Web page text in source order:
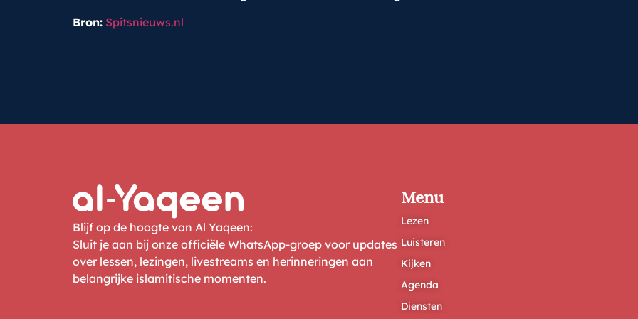
Bron: Spitsnieuws.nl
Blijf op de hoogte van Al Yaqeen:
Sluit je aan bij onze officiële WhatsApp-groep voor updates
over lessen, lezingen, livestreams en herinneringen aan
belangrijke islamitische momenten.
Menu
Lezen
Luisteren
Kijken
Agenda
Diensten